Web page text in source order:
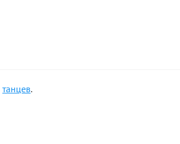
танцев.